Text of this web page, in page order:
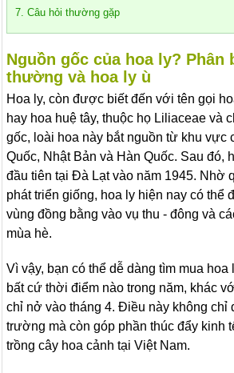
7. Câu hỏi thường gặp
Nguồn gốc của hoa ly? Phân
thường và hoa ly ù
Hoa ly, còn được biết đến với tên gọi
hay hoa huệ tây, thuộc họ Liliaceae và
gốc, loài hoa này bắt nguồn từ khu vực
Quốc, Nhật Bản và Hàn Quốc. Sau đó,
đầu tiên tại Đà Lạt vào năm 1945. Nhờ
phát triển giống, hoa ly hiện nay có thể
vùng đồng bằng vào vụ thu - đông và
mùa hè.
Vì vậy, bạn có thể dễ dàng tìm mua
bất cứ thời điểm nào trong năm, khác
chỉ nở vào tháng 4. Điều này không chỉ
trường mà còn góp phần thúc đẩy kinh
trồng cây hoa cảnh tại Việt Nam.